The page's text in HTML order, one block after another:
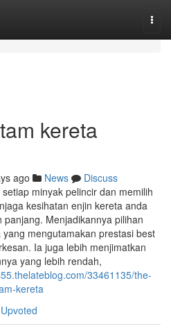
kereta
ago News
Discuss
minyak pelincir dan memilih
kesihatan enjin kereta anda
Menjadikannya pilihan
mengutamakan prestasi best
Ia juga lebih menjimatkan
yang lebih rendah,
33461135/the-
kereta